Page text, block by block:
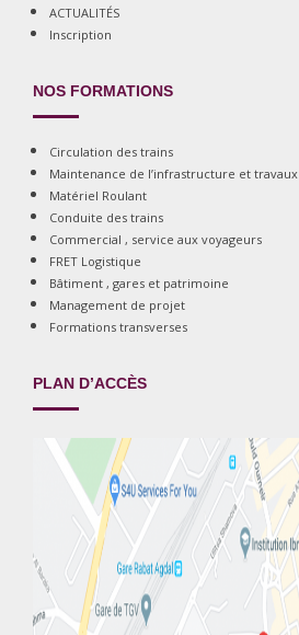
ACTUALITÉS
Inscription
NOS FORMATIONS
Circulation des trains
Maintenance de l’infrastructure et travaux
Matériel Roulant
Conduite des trains
Commercial , service aux voyageurs
FRET Logistique
Bâtiment , gares et patrimoine
Management de projet
Formations transverses
PLAN D’ACCÈS